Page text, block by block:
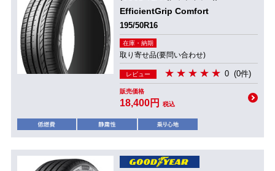
EfficientGrip Comfort
195/50R16
在庫・納期
取り寄せ品(要問い合わせ)
レビュー 0 (0件)
販売価格
18,400円 税込